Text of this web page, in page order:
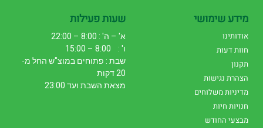
מידע שימושי
אודותינו
חוות דעות
תקנון
הצהרת נגישות
מדיניות משלוחים
חנויות חיות
מבצעי החודש
שעות פעילות
א' – ה' : 8:00 – 22:00
ו' : 8:00 – 15:00
שבת : פתוחים במוצ"ש החל מ-
20 דקות
מצאת השבת ועד 23:00